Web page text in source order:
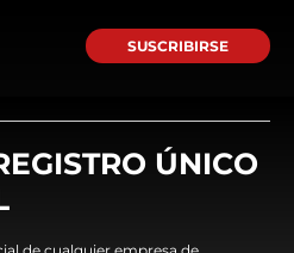
SUSCRIBIRSE
ÚNICO